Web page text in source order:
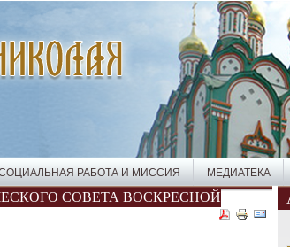
РАБОТА И МИССИЯ МЕДИАТЕКА
СОВЕТА ВОСКРЕСНОЙ